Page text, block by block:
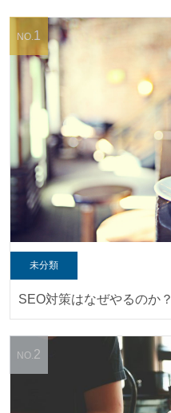
未分類
SEO対策はなぜやるのか？
NO.1
NO.2